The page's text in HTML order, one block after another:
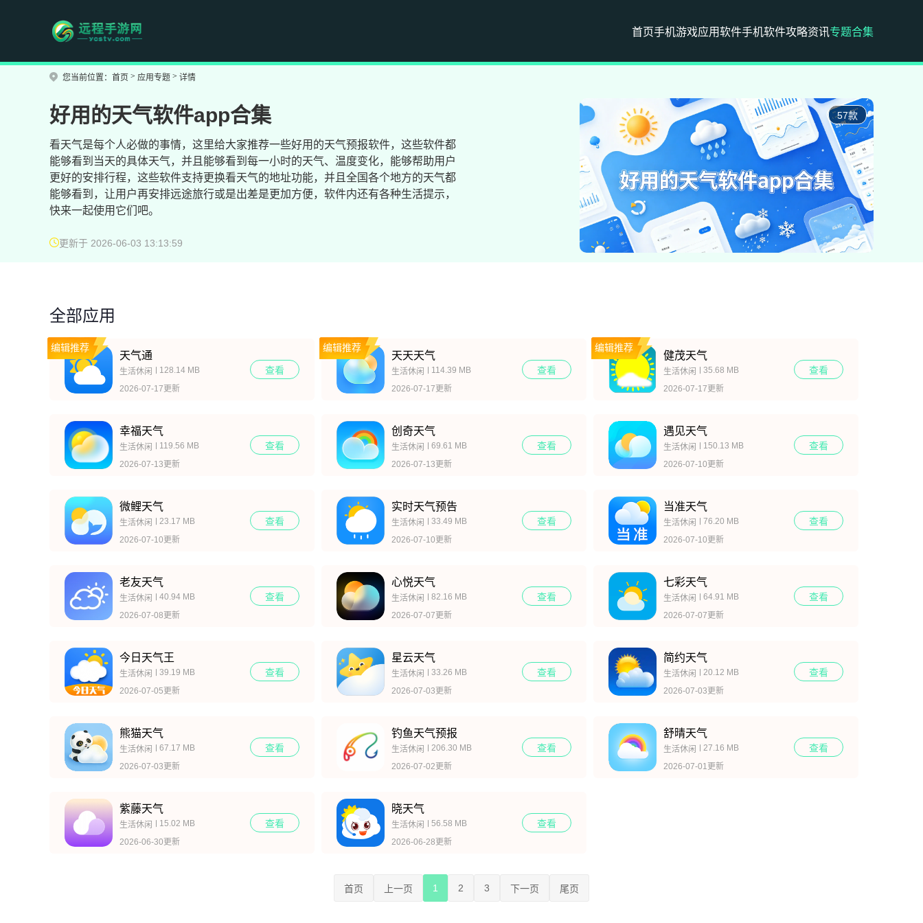
首页手机游戏应用软件手机软件攻略资讯专题合集
您当前位置： 首页 > 应用专题 > 详情
好用的天气软件app合集
看天气是每个人必做的事情，这里给大家推荐一些好用的天气预报软件，这些软件都
能够看到当天的具体天气，并且能够看到每一小时的天气、温度变化，能够帮助用户
更好的安排行程，这些软件支持更换看天气的地址功能，并且全国各个地方的天气都
能够看到，让用户再安排远途旅行或是出差是更加方便，软件内还有各种生活提示，
快来一起使用它们吧。
更新于 2026-06-03 13:13:59
57款
全部应用
编辑推荐
天气通
生活休闲
128.14 MB
2026-07-17更新
查看
编辑推荐
天天天气
生活休闲
114.39 MB
2026-07-17更新
查看
编辑推荐
健茂天气
生活休闲
35.68 MB
2026-07-17更新
查看
幸福天气
生活休闲
119.56 MB
2026-07-13更新
查看
创奇天气
生活休闲
69.61 MB
2026-07-13更新
查看
遇见天气
生活休闲
150.13 MB
2026-07-10更新
查看
微鲤天气
生活休闲
23.17 MB
2026-07-10更新
查看
实时天气预告
生活休闲
33.49 MB
2026-07-10更新
查看
当准天气
生活休闲
76.20 MB
2026-07-10更新
查看
老友天气
生活休闲
40.94 MB
2026-07-08更新
查看
心悦天气
生活休闲
82.16 MB
2026-07-07更新
查看
七彩天气
生活休闲
64.91 MB
2026-07-07更新
查看
今日天气王
生活休闲
39.19 MB
2026-07-05更新
查看
星云天气
生活休闲
33.26 MB
2026-07-03更新
查看
简约天气
生活休闲
20.12 MB
2026-07-03更新
查看
熊猫天气
生活休闲
67.17 MB
2026-07-03更新
查看
钓鱼天气预报
生活休闲
206.30 MB
2026-07-02更新
查看
舒晴天气
生活休闲
27.16 MB
2026-07-01更新
查看
紫藤天气
生活休闲
15.02 MB
2026-06-30更新
查看
晓天气
生活休闲
56.58 MB
2026-06-28更新
查看
首页 上一页 1 2 3 下一页 尾页